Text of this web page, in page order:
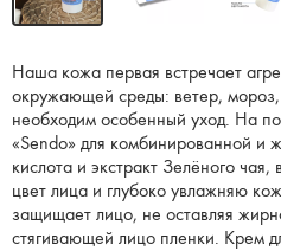
Наша кожа первая встречает
окружающей среды: ветер,
необходим особенный уход. На
«Sendo» для комбинированной и
кислота и экстракт Зелёного
цвет лица и глубоко увлажняю
защищает лицо, не оставляя
стягивающей лицо пленки. Крем